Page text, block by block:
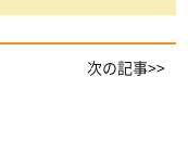
次の記事>>